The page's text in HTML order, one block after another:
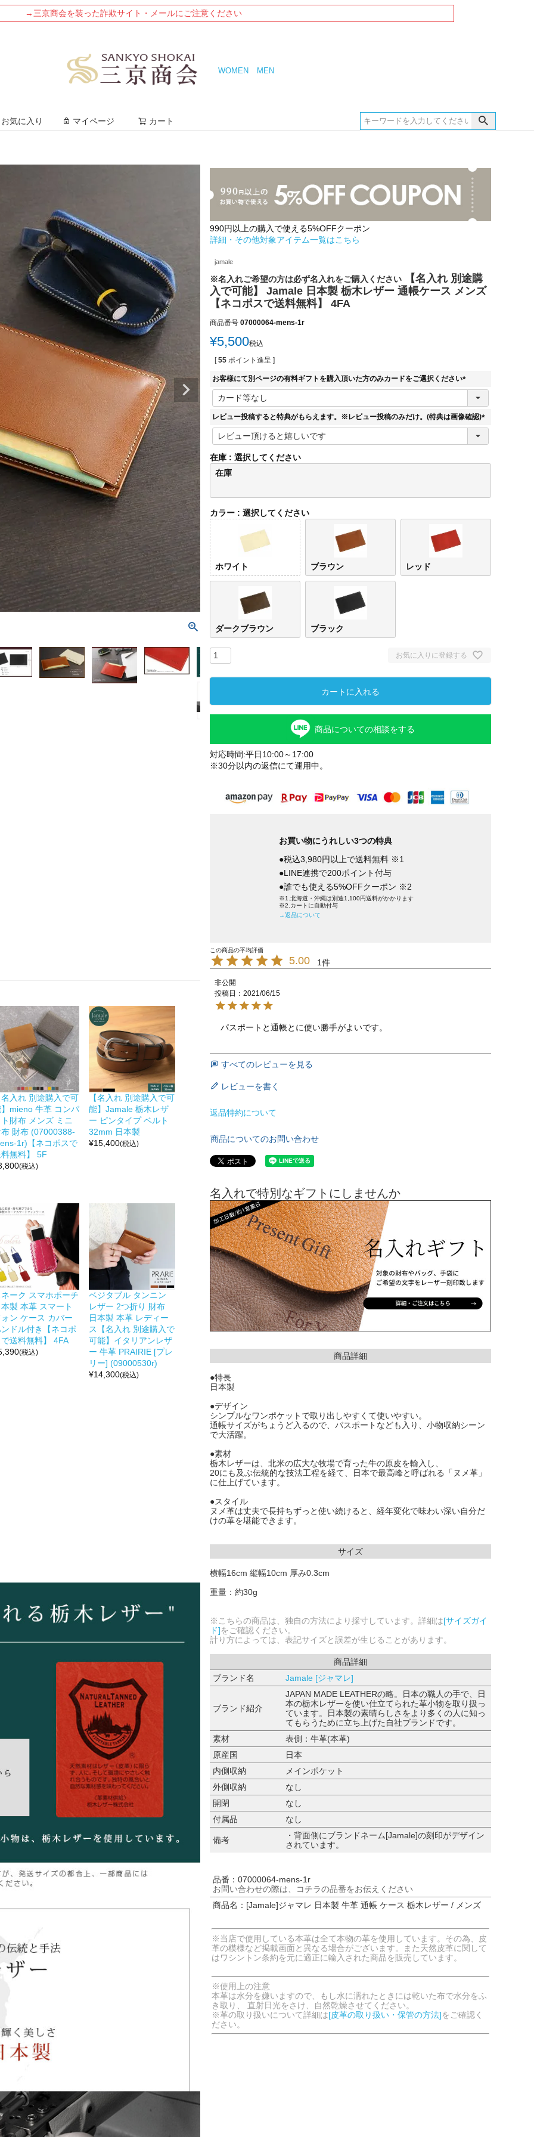
→三京商会を装った詐欺サイト・メールにご注意ください
WOMEN MEN
お気に入り マイページ カート
入れ 別途購入で可
mieno 牛革 コンパ
財布 メンズ ミニ
財布 (07000388-
1r)【ネコポスで
無料】 5F
(税込)
【名入れ 別途購入で可
能】Jamale 栃木レザ
ー ピンタイプ ベルト
32mm 日本製
¥15,400(税込)
ーク スマホポーチ
製 本革 スマート
ン ケース カバー
ドル付き【ネコポ
送料無料】 4FA
(税込)
ベジタブル タンニン
レザー 2つ折り 財布
日本製 本革 レディー
ス【名入れ 別途購入で
可能】イタリアンレザ
ー 牛革 PRAIRIE [プレ
リー] (09000530r)
¥14,300(税込)
990円以上の購入で使える5%OFFクーポン
詳細・その他対象アイテム一覧はこちら
jamale
※名入れご希望の方は必ず名入れをご購入ください
【名入れ 別途購
入で可能】 Jamale 日本製 栃木レザー 通帳ケース メンズ
【ネコポスで送料無料】 4FA
商品番号 07000064-mens-1r
¥5,500税込
[ 55 ポイント進呈 ]
お客様にて別ページの有料ギフトを購入頂いた方のみカードをご選択ください
(
須
レビュー投稿すると特典がもらえます。※レビュー投稿のみだけ。(特典は画像確認)
(
)
在庫
選択してください
在庫
カラー 選択してください
ホワイト ブラウン レッド
ダークブラウン ブラック
お気に入りに登録する
カートに入れる
商品についての相談をする
対応時間:平日10:00～17:00
※30分以内の返信にて運用中。
お買い物にうれしい3つの特典
●税込3,980円以上で送料無料 ※1
●LINE連携で200ポイント付与
●誰でも使える5%OFFクーポン ※2
※1.北海道・沖縄は別途1,100円送料がかかります
※2.カートに自動付与
→返品について
5.00 1
非公開
投稿日
2021/06/15
パスポートと通帳とに使い勝手がよいです。
すべてのレビューを見る
レビューを書く
返品特約について
商品についてのお問い合わせ
名入れで特別なギフトにしませんか
商品詳細
●特長
日本製
●デザイン
シンプルなワンポケットで取り出しやすくて使いやすい。
通帳サイズがちょうど入るので、パスポートなども入り、小物収納シーン
で大活躍。
●素材
栃木レザーは、北米の広大な牧場で育った牛の原皮を輸入し、
20にも及ぶ伝統的な技法工程を経て、日本で最高峰と呼ばれる「ヌメ革」
に仕上げています。
●スタイル
ヌメ革は丈夫で長持ちずっと使い続けると、経年変化で味わい深い自分だ
けの革を堪能できます。
サイズ
横幅16cm 縦幅10cm 厚み0.3cm
重量：約30g
※こちらの商品は、独自の方法により採寸しています。詳細は[サイズガイ
ド]をご確認ください。
計り方によっては、表記サイズと誤差が生じることがあります。
商品詳細
ブランド名
Jamale [ジャマレ]
ブランド紹介
JAPAN MADE LEATHERの略。日本の職人の手で、日
本の栃木レザーを使い仕立てられた革小物を取り扱っ
ています。日本製の素晴らしさをより多くの人に知っ
てもらうために立ち上げた自社ブランドです。
素材
表側：牛革(本革)
原産国
日本
内側収納
メインポケット
外側収納
なし
開閉
なし
付属品
なし
備考
・背面側にブランドネーム[Jamale]の刻印がデザイン
されています。
品番：07000064-mens-1r
お問い合わせの際は、コチラの品番をお伝えください
商品名：[Jamale]ジャマレ 日本製 牛革 通帳 ケース 栃木レザー / メンズ
※当店で使用している本革は全て本物の革を使用しています。その為、皮
革の模様など掲載画面と異なる場合がございます。また天然皮革に関して
はワシントン条約を元に適正に輸入された商品を販売しています。
※使用上の注意
本革は水分を嫌いますので、もし水に濡れたときには乾いた布で水分をふ
き取り、 直射日光をさけ、自然乾燥させてください。
※革の取り扱いについて詳細は[皮革の取り扱い・保管の方法]をご確認く
ださい。